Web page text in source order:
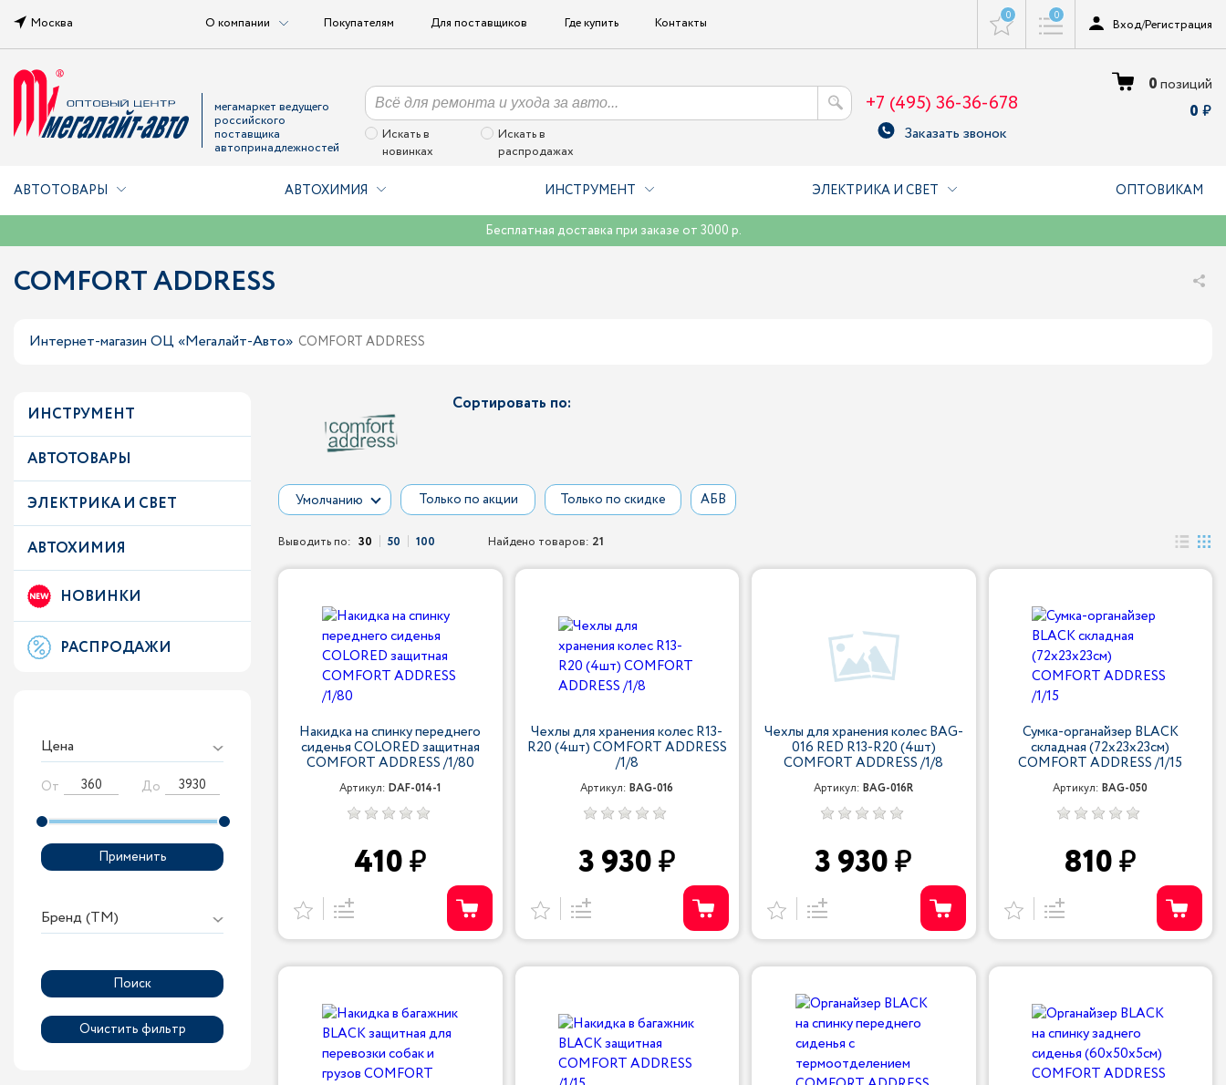
Москва О компании Покупателям Для поставщиков Где купить Контакты 0 0
Вход/Регистрация
мегамаркет ведущего
российского
поставщика
автопринадлежностей
Искать в
новинках
Искать в
распродажах
+7 (495) 36-36-678
Заказать звонок
0позиций
0
АВТОТОВАРЫ АВТОХИМИЯ ИНСТРУМЕНТ ЭЛЕКТРИКА И СВЕТ ОПТОВИКАМ
Бесплатная доставка при заказе от 3000 р.
COMFORT ADDRESS
Интернет-магазин ОЦ «Мегалайт-Авто» COMFORT ADDRESS
ИНСТРУМЕНТ
АВТОТОВАРЫ
ЭЛЕКТРИКА И СВЕТ
АВТОХИМИЯ
НОВИНКИ
РАСПРОДАЖИ
Цена
От До
Применить
Бренд (ТМ)
Сортировать по:
Умолчанию Только по акции Только по скидке АБВ
Выводить по: 30 50 100 Найдено товаров: 21
Накидка на спинку переднего
сиденья COLORED защитная
COMFORT ADDRESS /1/80
Артикул:DAF-014-1
410
Чехлы для хранения колес R13-
R20 (4шт) COMFORT ADDRESS
/1/8
Артикул:BAG-016
3 930
Чехлы для хранения колес BAG-
016 RED R13-R20 (4шт)
COMFORT ADDRESS /1/8
Артикул:BAG-016R
3 930
Сумка-органайзер BLACK
складная (72х23х23см)
COMFORT ADDRESS /1/15
Артикул:BAG-050
810